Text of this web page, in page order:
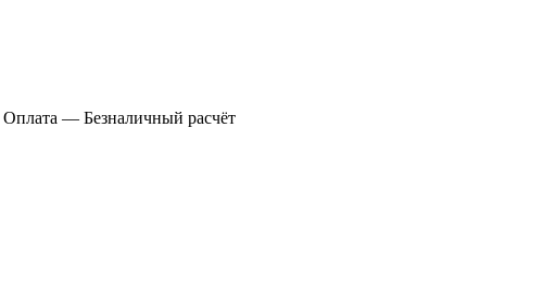
Оплата — Безналичный расчёт